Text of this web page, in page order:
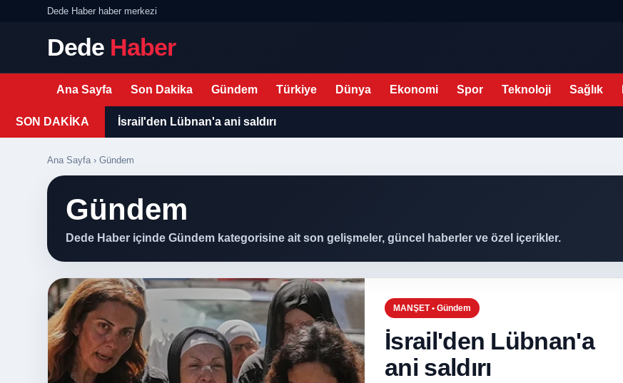
Dede Haber haber merkezi
Dede Haber
Ana Sayfa Son Dakika Gündem Türkiye Dünya Ekonomi Spor Teknoloji Sağlık
SON DAKİKA İsrail'den Lübnan'a ani saldırı
Ana Sayfa › Gündem
Gündem
Dede Haber içinde Gündem kategorisine ait son gelişmeler, güncel haberler ve özel içerikler.
MANŞET • Gündem
İsrail'den Lübnan'a
ani saldırı